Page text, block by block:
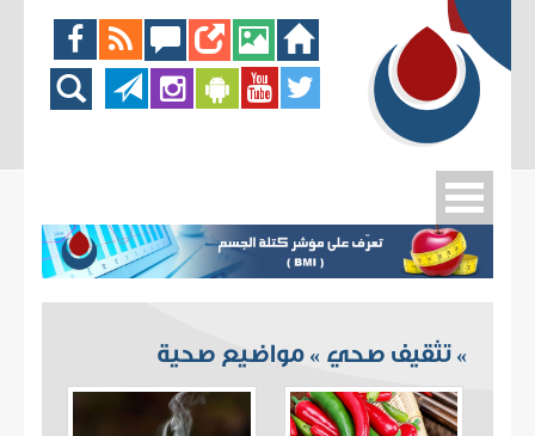
» تثقيف صحي » مواضيع صحية